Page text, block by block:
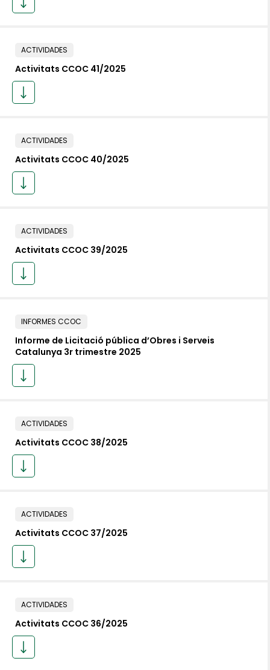
ACTIVIDADES
Activitats CCOC 41/2025
ACTIVIDADES
Activitats CCOC 40/2025
ACTIVIDADES
Activitats CCOC 39/2025
INFORMES CCOC
Informe de Licitació pública d’Obres i Serveis
Catalunya 3r trimestre 2025
ACTIVIDADES
Activitats CCOC 38/2025
ACTIVIDADES
Activitats CCOC 37/2025
ACTIVIDADES
Activitats CCOC 36/2025